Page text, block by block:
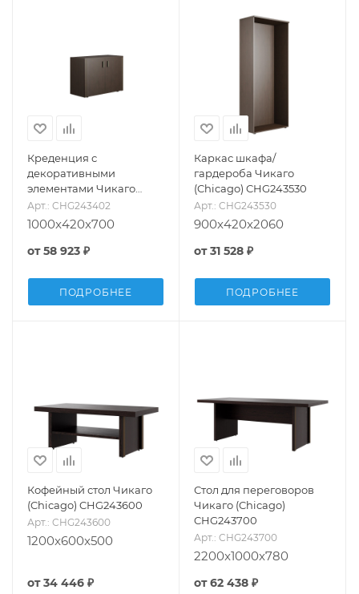
Креденция с
декоративными
элементами Чикаго
(Chicago) CHG243402
Арт.: CHG243402
1000x420x700
от58 923 ₽
ПОДРОБНЕЕ
Каркас шкафа/
гардероба Чикаго
(Chicago) CHG243530
Арт.: CHG243530
900x420x2060
от31 528 ₽
ПОДРОБНЕЕ
Кофейный стол Чикаго
(Chicago) CHG243600
Арт.: CHG243600
1200x600x500
от34 446 ₽
Стол для переговоров
Чикаго (Chicago)
CHG243700
Арт.: CHG243700
2200x1000x780
от62 438 ₽